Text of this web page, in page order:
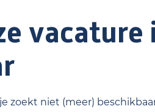
vacature
zoekt niet (meer)